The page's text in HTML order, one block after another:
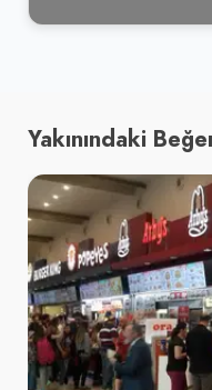
Yakınındaki